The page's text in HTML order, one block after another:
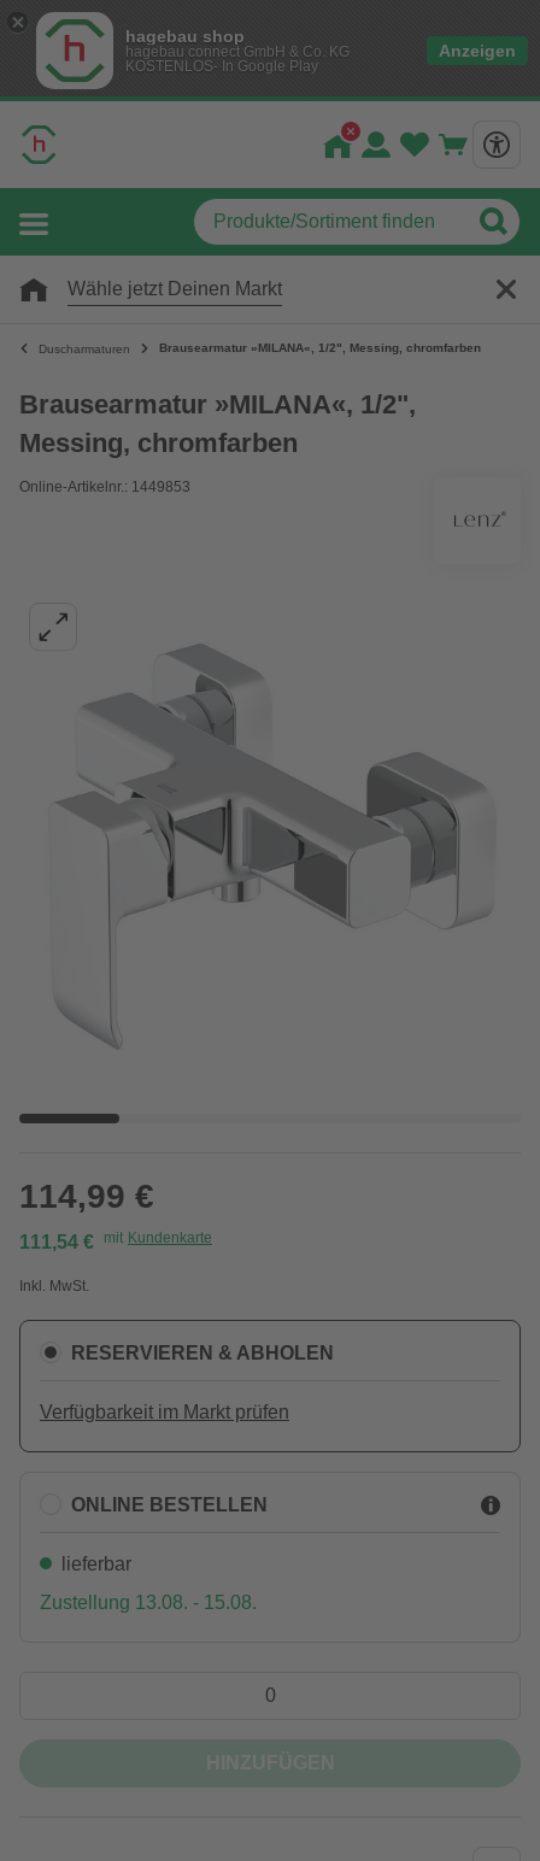
hagebau shop
hagebau connect GmbH & Co. KG
KOSTENLOS- In Google Play
Anzeigen
Wähle jetzt Deinen Markt
Duscharmaturen Brausearmatur »MILANA«, 1/2", Messing, chromfarben
Brausearmatur »MILANA«, 1/2",
Messing, chromfarben
Online-Artikelnr.: 1449853
114,99 €
111,54 € mit Kundenkarte
Inkl. MwSt.
RESERVIEREN & ABHOLEN
Verfügbarkeit im Markt prüfen
ONLINE BESTELLEN
lieferbar
Zustellung 13.08. - 15.08.